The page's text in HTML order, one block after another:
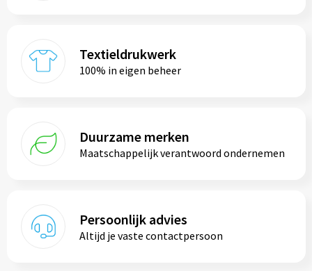
Textieldrukwerk
100% in eigen beheer
Duurzame merken
Maatschappelijk verantwoord ondernemen
Persoonlijk advies
Altijd je vaste contactpersoon